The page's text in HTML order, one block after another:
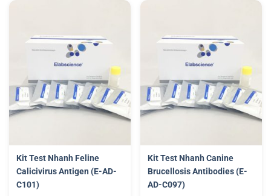
Kit Test Nhanh Feline
Calicivirus Antigen (E-AD-
C101)
Kit Test Nhanh Canine
Brucellosis Antibodies (E-
AD-C097)